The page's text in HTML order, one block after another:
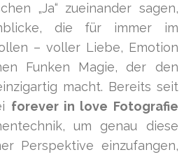
„Ja“ zueinander sagen,
die für immer im
– voller Liebe, Emotion
Funken Magie, der den
macht. Bereits seit
forever in love Fotografie
um genau diese
Perspektive einzufangen,